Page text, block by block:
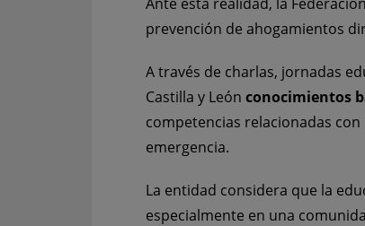
prevención de ahogamientos
A través de charlas, jornadas
Castilla y León conocimientos
competencias relacionadas
emergencia.
La entidad considera que la
especialmente en una